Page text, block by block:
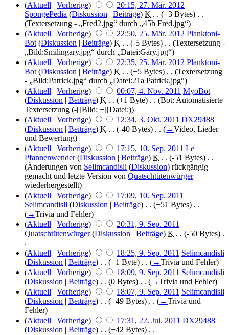
(Aktuell | Vorherige)
20:15, 27. Mär. 2012
SpongePedia (Diskussion | Beiträge) K . . (+3 Bytes) ‎ . .
(Textersetzung - „Fred2.jpg“ durch „45b Fred.jpg“)
(Aktuell | Vorherige) 22:50, 25. Mär. 2012 Planktoni-
Bot (Diskussion | Beiträge) K . . (-5 Bytes) ‎ . . (Textersetzung -
„Bild:Smilingary.jpg“ durch „Datei:Gary.jpg“)
(Aktuell | Vorherige) 22:35, 25. Mär. 2012 Planktoni-
Bot (Diskussion | Beiträge) K . . (+5 Bytes) ‎ . . (Textersetzung
- „Bild:Patrick.jpg“ durch „Datei:21a Patrick.jpg“)
(Aktuell | Vorherige) 00:07, 4. Nov. 2011 MyoBot
(Diskussion | Beiträge) K . . (+1 Byte) ‎ . . (Bot: Automatisierte
Textersetzung (-[[Bild: +[[Datei:))
(Aktuell | Vorherige) 12:34, 3. Okt. 2011 DX29488
(Diskussion | Beiträge) K . . (-40 Bytes) ‎ . . (→Video, Lieder
und Bewertung)
(Aktuell | Vorherige) 17:15, 10. Sep. 2011 Le
Pfannenwender (Diskussion | Beiträge) K . . (-51 Bytes) ‎ . .
(Änderungen von Selimcandisli (Diskussion) rückgängig
gemacht und letzte Version von Quatschtütenwürger
wiederhergestellt)
(Aktuell | Vorherige)
17:09, 10. Sep. 2011
Selimcandisli (Diskussion | Beiträge) ‎ . . (+51 Bytes) ‎ . .
(→Trivia und Fehler)
(Aktuell | Vorherige)
20:31, 9. Sep. 2011
Quatschtütenwürger (Diskussion | Beiträge) K . . (-50 Bytes) ‎ .
.
(Aktuell | Vorherige) 18:25, 9. Sep. 2011 Selimcandisli
(Diskussion | Beiträge) ‎ . . (+1 Byte) ‎ . . (→Trivia und Fehler)
(Aktuell | Vorherige) 18:09, 9. Sep. 2011 Selimcandisli
(Diskussion | Beiträge) ‎ . . (0 Bytes) ‎ . . (→Trivia und Fehler)
(Aktuell | Vorherige) 18:07, 9. Sep. 2011 Selimcandisli
(Diskussion | Beiträge) ‎ . . (+49 Bytes) ‎ . . (→Trivia und
Fehler)
(Aktuell | Vorherige) 17:31, 22. Jul. 2011 DX29488
(Diskussion | Beiträge) ‎ . . (+42 Bytes) ‎ . .